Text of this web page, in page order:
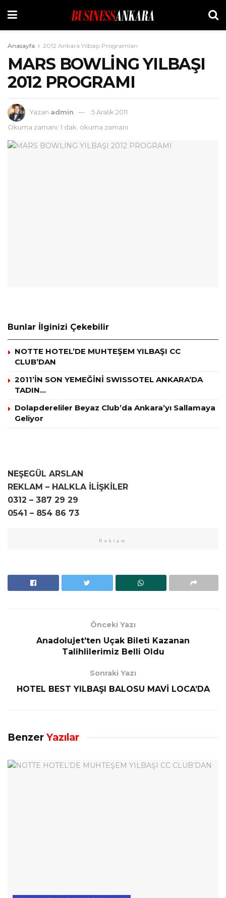
Anasayfa 2012 Ankara Yılbaşı Programları
MARS BOWLİNG YILBAŞI
2012 PROGRAMI
Yazan admin
5 Aralık 2011
Okuma zamanı: 1 dak. okuma zamanı
Bunlar İlginizi Çekebilir
NOTTE HOTEL’DE MUHTEŞEM YILBAŞI CC
CLUB’DAN
2011’İN SON YEMEĞİNİ SWISSOTEL ANKARA’DA
TADIN…
Dolapdereliler Beyaz Club’da Ankara’yı Sallamaya
Geliyor
NEŞEGÜL ARSLAN
REKLAM – HALKLA İLİŞKİLER
0312 – 387 29 29
0541 – 854 86 73
Reklam
Önceki Yazı
Anadolujet’ten Uçak Bileti Kazanan
Talihlilerimiz Belli Oldu
Sonraki Yazı
HOTEL BEST YILBAŞI BALOSU MAVİ LOCA’DA
Benzer Yazılar